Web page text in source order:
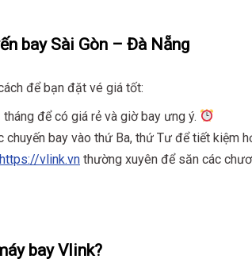
bay Sài Gòn – Đà Nẵng
để bạn đặt vé giá tốt:
để có giá rẻ và giờ bay ưng ý.
chuyến bay vào thứ Ba, thứ Tư để tiết kiệm
https://vlink.vn thường xuyên để săn các
bay Vlink?